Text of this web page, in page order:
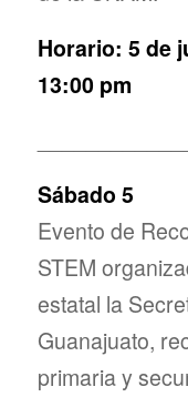
Horario: 5 de
13:00 pm
Sábado 5
Evento de
STEM
estatal la
Guanajuato,
primaria y